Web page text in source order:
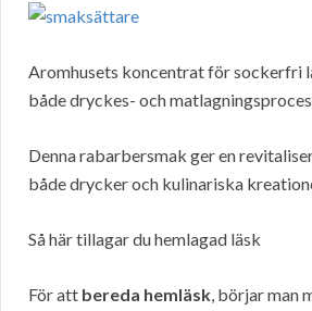
Aromhusets koncentrat för sockerfri
både dryckes- och
Denna rabarbersmak ger en
både drycker och kulinariska
Så här tillagar du hemlagad läsk
För att bereda hemläsk, börjar man